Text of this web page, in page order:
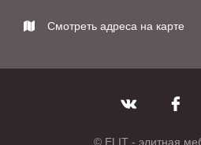
Смотреть адреса на карте
© ELIT - элитная